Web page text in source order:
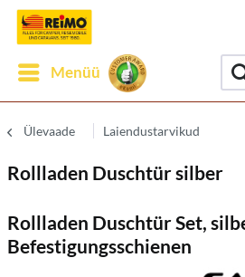
Menüü
Ülevaade Laiendustarvikud
Rollladen Duschtür silber
Rollladen Duschtür Set,
Befestigungsschienen